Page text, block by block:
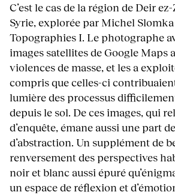
C’est le cas de la région de Deir ez-
Syrie, explorée par Michel Slomka
Topographies I. Le photographe
images satellites de Google Maps
violences de masse, et les a
compris que celles-ci
lumière des processus
depuis le sol. De ces images, qui
d’enquête, émane aussi une part
d’abstraction. Un supplément de
renversement des perspectives
noir et blanc aussi épuré
un espace de réflexion et